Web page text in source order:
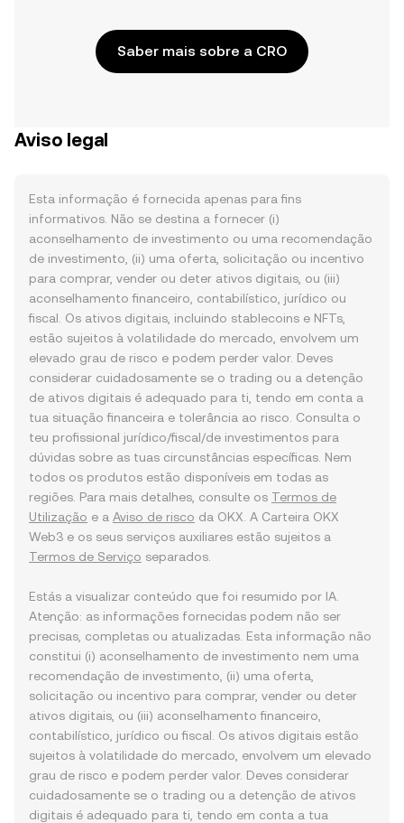
Saber mais sobre a CRO
Aviso legal
Esta informação é fornecida apenas para fins
informativos. Não se destina a fornecer (i)
aconselhamento de investimento ou uma recomendação
de investimento, (ii) uma oferta, solicitação ou incentivo
para comprar, vender ou deter ativos digitais, ou (iii)
aconselhamento financeiro, contabilístico, jurídico ou
fiscal. Os ativos digitais, incluindo stablecoins e NFTs,
estão sujeitos à volatilidade do mercado, envolvem um
elevado grau de risco e podem perder valor. Deves
considerar cuidadosamente se o trading ou a detenção
de ativos digitais é adequado para ti, tendo em conta a
tua situação financeira e tolerância ao risco. Consulta o
teu profissional jurídico/fiscal/de investimentos para
dúvidas sobre as tuas circunstâncias específicas. Nem
todos os produtos estão disponíveis em todas as
regiões. Para mais detalhes, consulte os Termos de
Utilização e a Aviso de risco da OKX. A Carteira OKX
Web3 e os seus serviços auxiliares estão sujeitos a
Termos de Serviço separados.
Estás a visualizar conteúdo que foi resumido por IA.
Atenção: as informações fornecidas podem não ser
precisas, completas ou atualizadas. Esta informação não
constitui (i) aconselhamento de investimento nem uma
recomendação de investimento, (ii) uma oferta,
solicitação ou incentivo para comprar, vender ou deter
ativos digitais, ou (iii) aconselhamento financeiro,
contabilístico, jurídico ou fiscal. Os ativos digitais estão
sujeitos à volatilidade do mercado, envolvem um elevado
grau de risco e podem perder valor. Deves considerar
cuidadosamente se o trading ou a detenção de ativos
digitais é adequado para ti, tendo em conta a tua